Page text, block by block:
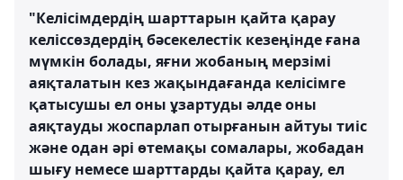
"Келісімдердің шарттарын қайта қарау
келіссөздердің бәсекелестік кезеңінде ғана
мүмкін болады, яғни жобаның мерзімі
аяқталатын кез жақындағанда келісімге
қатысушы ел оны ұзартуды әлде оны
аяқтауды жоспарлап отырғанын айтуы тиіс
және одан әрі өтемақы сомалары, жобадан
шығу немесе шарттарды қайта қарау, ел